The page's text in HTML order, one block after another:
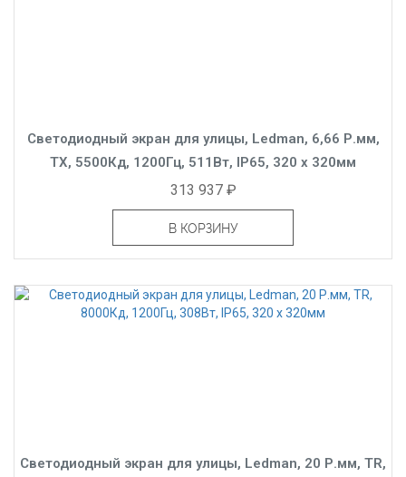
Светодиодный экран для улицы, Ledman, 6,66 Р.мм,
TX, 5500Кд, 1200Гц, 511Вт, IP65, 320 x 320мм
313 937 ₽
В КОРЗИНУ
Светодиодный экран для улицы, Ledman, 20 Р.мм, TR,